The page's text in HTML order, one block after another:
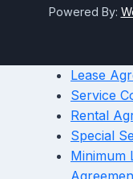
Powered By:
Lease
Service
Rental
Special
Minimum